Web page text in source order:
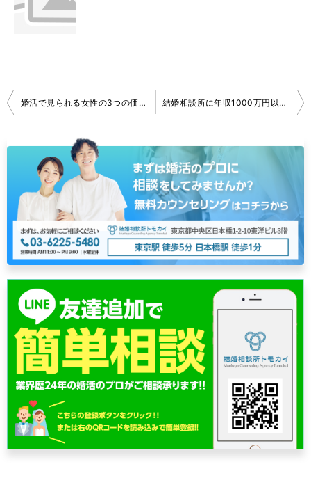
投
ナ
ー
ョ
ン
婚活で見られる女性の3つの価値｜ユダヤの教えに学ぶ結婚の本質 結婚相談所に年収1000万円以上の男性は何人いる？現実の人数と出会える確率